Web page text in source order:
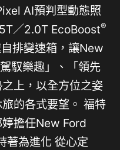
AI預判型動態照
／2.0T EcoBoost®
排變速箱，讓New
馭樂趣」、「領先
上，以全方位之姿
的各式要望。 福特
擔任New ­­Ford
著為進化 從心定